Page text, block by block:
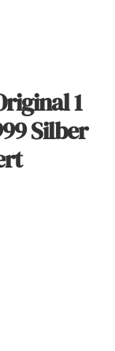
1
Silber